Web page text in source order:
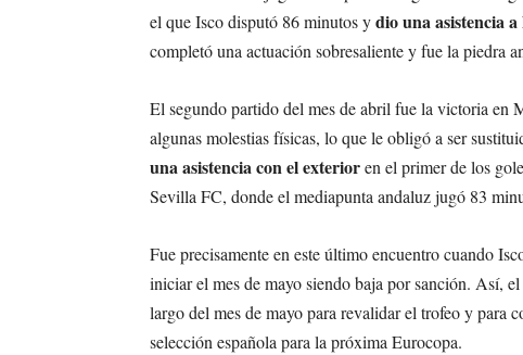
el que Isco disputó 86 minutos ydio una asistencia
completó una actuación sobresaliente y fue la piedra
El segundo partido del mes de abril fue la victoria en
algunas molestias físicas, lo que le obligó a ser
una asistencia con el exterioren el primer de los
Sevilla FC, donde el mediapunta andaluz jugó 83
Fue precisamente en este último encuentro cuando
iniciar el mes de mayo siendo baja por sanción. Así,
largo del mes de mayo para revalidar el trofeo y para
selección española para la próxima Eurocopa.